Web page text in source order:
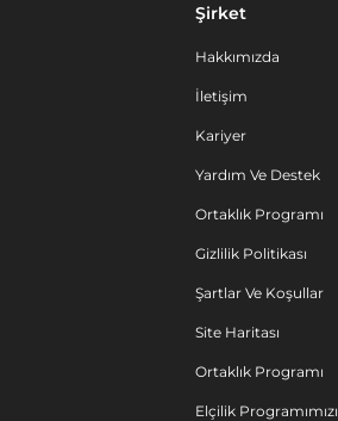
Şirket
Hakkımızda
İletişim
Kariyer
Yardım Ve Destek
Ortaklık Programı
Gizlilik Politikası
Şartlar Ve Koşullar
Site Haritası
Ortaklık Programı
Elçilik Programımızı